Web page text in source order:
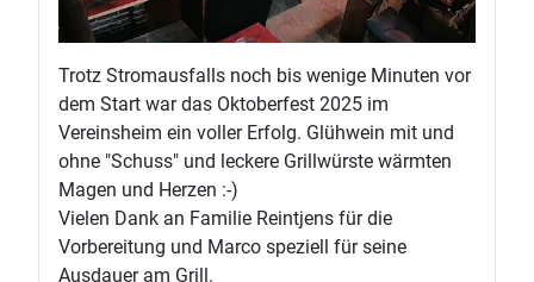
Trotz Stromausfalls noch bis wenige Minuten vor
dem Start war das Oktoberfest 2025 im
Vereinsheim ein voller Erfolg. Glühwein mit und
ohne "Schuss" und leckere Grillwürste wärmten
Magen und Herzen :-)
Vielen Dank an Familie Reintjens für die
Vorbereitung und Marco speziell für seine
Ausdauer am Grill.